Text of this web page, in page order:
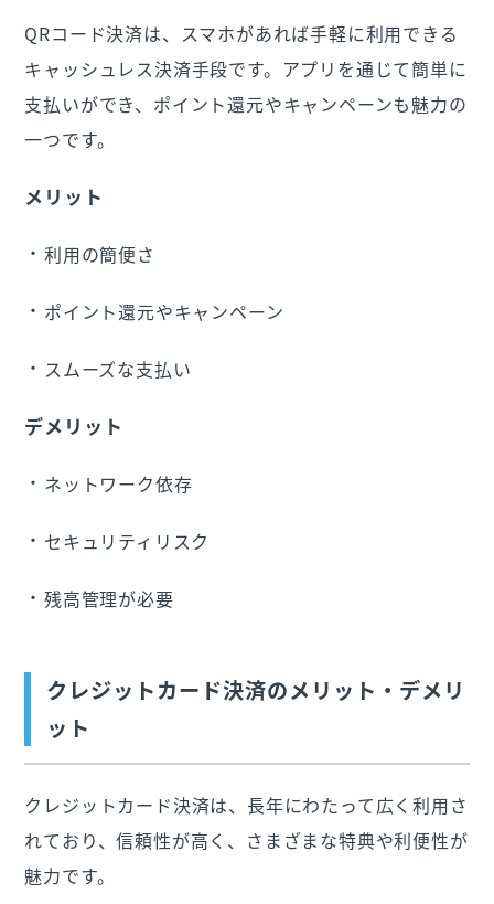
QRコード決済は、スマホがあれば手軽に利用できる
キャッシュレス決済手段です。アプリを通じて簡単に
支払いができ、ポイント還元やキャンペーンも魅力の
一つです。
メリット
利用の簡便さ
ポイント還元やキャンペーン
スムーズな支払い
デメリット
ネットワーク依存
セキュリティリスク
残高管理が必要
クレジットカード決済のメリット・デメリ
ット
クレジットカード決済は、長年にわたって広く利用さ
れており、信頼性が高く、さまざまな特典や利便性が
魅力です。